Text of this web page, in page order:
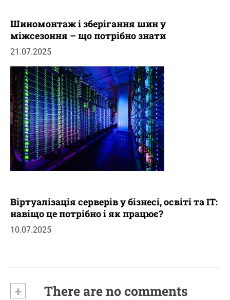
Шиномонтаж і зберігання шин у
міжсезоння – що потрібно знати
21.07.2025
Віртуалізація серверів у бізнесі, освіті та IT:
навіщо це потрібно і як працює?
10.07.2025
+ There are no comments